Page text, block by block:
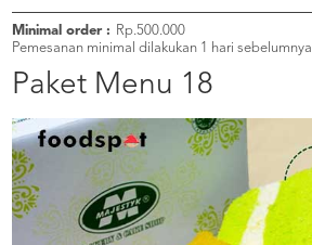
KATA
MEREKA
KATALOG
LOYALTY
PROGRAM
FAQ
ABOUT
US
Minimal order :
Rp.500.000
Pemesanan minimal dilakukan 1 hari sebelumnya
Paket Menu 18